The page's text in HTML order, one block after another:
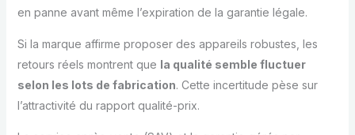
en panne avant même l’expiration de la garantie légale.
Si la marque affirme proposer des appareils robustes, les
retours réels montrent que la qualité semble fluctuer
selon les lots de fabrication. Cette incertitude pèse sur
l’attractivité du rapport qualité-prix.